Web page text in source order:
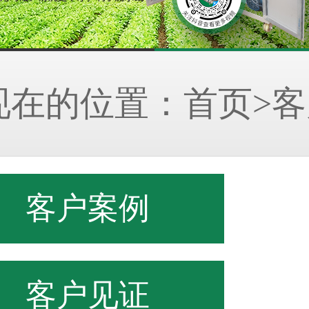
的位置： 首页>客
客户案例
客户见证